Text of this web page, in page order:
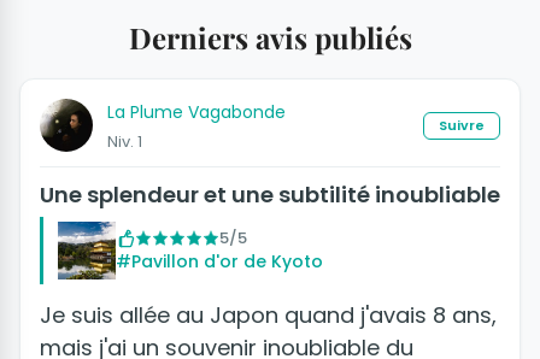
Derniers avis publiés
La Plume Vagabonde
Niv. 1
Suivre
Une splendeur et une subtilité inoubliable
5/5
#Pavillon d'or de Kyoto
Je suis allée au Japon quand j'avais 8 ans,
mais j'ai un souvenir inoubliable du